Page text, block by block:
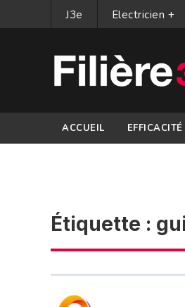
J3e Electricien +
ACCUEIL
Étiquette :